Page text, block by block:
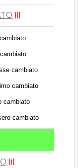
[i]
cambiato
cambiato
cambiato
cambiato
[i]